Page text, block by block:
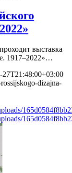
выставка
1917–2022»…
27T21:48:00+03:00
dizajna-